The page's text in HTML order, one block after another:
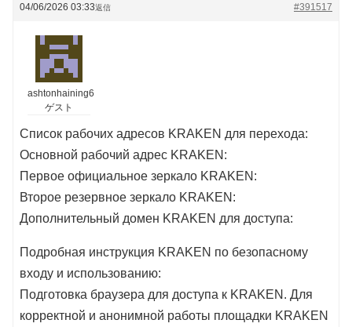
04/06/2026 03:33 #391517
返信
ashtonhaining6
ゲスト
Список рабочих адресов KRAKEN для перехода:
Основной рабочий адрес KRAKEN:
Первое официальное зеркало KRAKEN:
Второе резервное зеркало KRAKEN:
Дополнительный домен KRAKEN для доступа:
Подробная инструкция KRAKEN по безопасному
входу и использованию:
Подготовка браузера для доступа к KRAKEN. Для
корректной и анонимной работы площадки KRAKEN